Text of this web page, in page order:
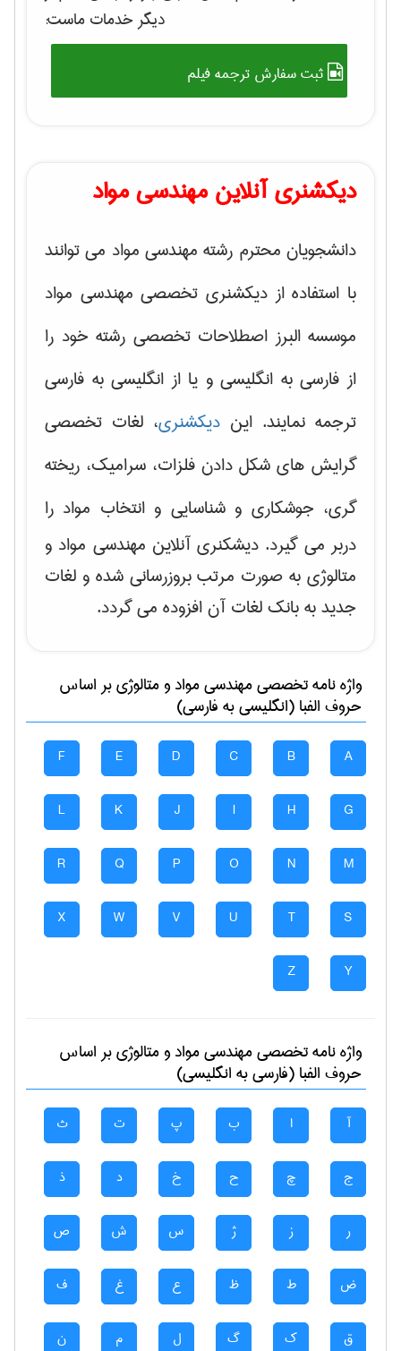
دیگر خدمات ماست:
ثبت سفارش ترجمه فیلم
دیکشنری آنلاین مهندسی مواد
دانشجویان محترم رشته مهندسی مواد می توانند
با استفاده از دیکشنری تخصصی مهندسی مواد
موسسه البرز اصطلاحات تخصصی رشته خود را
از فارسی به انگلیسی و یا از انگلیسی به فارسی
ترجمه نمایند. این دیکشنری، لغات تخصصی
گرایش های شکل دادن فلزات، سرامیک، ریخته
گری، جوشکاری و شناسایی و انتخاب مواد را
دربر می گیرد. دیشکنری آنلاین مهندسی مواد و
متالوژی به صورت مرتب بروزرسانی شده و لغات
جدید به بانک لغات آن افزوده می گردد.
واژه نامه تخصصیمهندسی مواد و متالوژیبر اساس
حروف الفبا (انگلیسی به فارسی)
A
B
C
D
E
F
G
H
I
J
K
L
M
N
O
P
Q
R
S
T
U
V
W
X
Y
Z
واژه نامه تخصصیمهندسی مواد و متالوژیبر اساس
حروف الفبا (فارسی به انگلیسی)
آ ا ب پ ت ث
ج چ ح خ د ذ
ر ز ژ س ش ص
ض ط ظ ع غ ف
ق ک گ ل م ن